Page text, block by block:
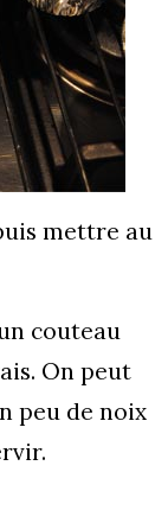
mettre au
couteau
On peut
peu de noix